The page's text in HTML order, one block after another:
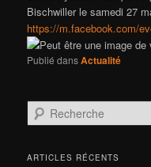
Bischwiller le samedi 27
https://m.facebook.com/
Publié dansActualité
e
h
ARTICLES RÉCENTS